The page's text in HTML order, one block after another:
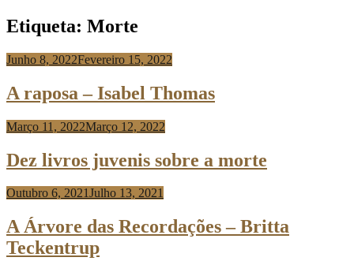
Etiqueta: Morte
Junho 8, 2022Fevereiro 15, 2022
A raposa – Isabel Thomas
Março 11, 2022Março 12, 2022
Dez livros juvenis sobre a morte
Outubro 6, 2021Julho 13, 2021
A Árvore das Recordações – Britta
Teckentrup